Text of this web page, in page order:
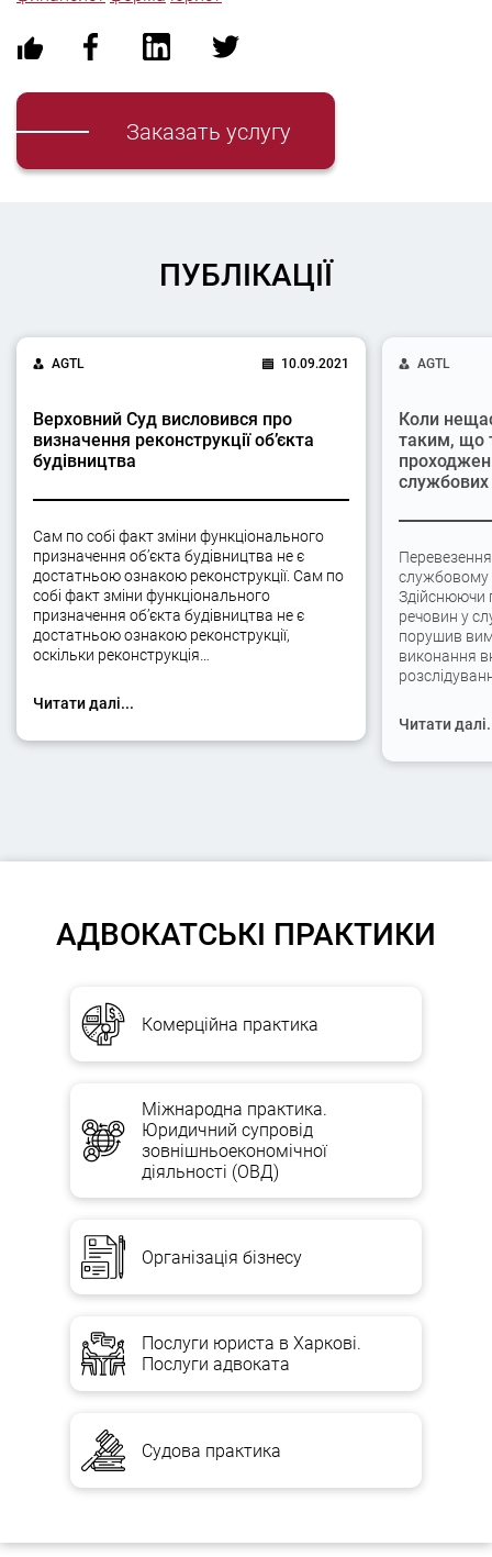
Заказать услугу
ПУБЛІКАЦІЇ
AGTL 10.09.2021
Верховний Суд висловився про
визначення реконструкції об’єкта
будівництва
Сам по собі факт зміни функціонального
призначення об’єкта будівництва не є
достатньою ознакою реконструкції. Сам по
собі факт зміни функціонального
призначення об’єкта будівництва не є
достатньою ознакою реконструкції,
оскільки реконструкція…
Читати далі...
AGTL
Коли
таким, що
службових
службовому
Здійснюючи
речовин у
порушив
виконання
Читати
АДВОКАТСЬКІ ПРАКТИКИ
Комерційна практика
Міжнародна практика.
Юридичний супровід
зовнішньоекономічної
діяльності (ОВД)
Організація бізнесу
Послуги юриста в Харкові.
Послуги адвоката
Судова практика